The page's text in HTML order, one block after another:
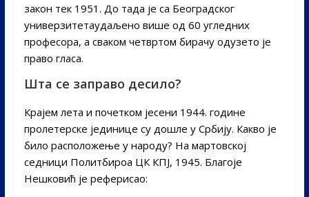
закон тек 1951. До тада је са Београдског
универзитетаудаљено више од 60 угледних
професора, а сваком четвртом бирачу одузето је
право гласа.
Шта се заправо десило?
Крајем лета и почетком јесени 1944. године
пролетерске јединице су дошле у Србију. Какво је
било расположење у народу? На мартовској
седници Политбироа ЦК КПЈ, 1945. Благоје
Нешковић је реферисао: